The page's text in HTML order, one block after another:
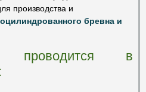
производства и
бревна и
проводится в